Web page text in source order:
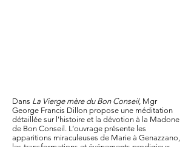
Dans La Vierge mère du Bon Conseil, Mgr
George Francis Dillon propose une méditation
détaillée sur l'histoire et la dévotion à la Madone
de Bon Conseil. L’ouvrage présente les
apparitions miraculeuses de Marie à Genazzano,